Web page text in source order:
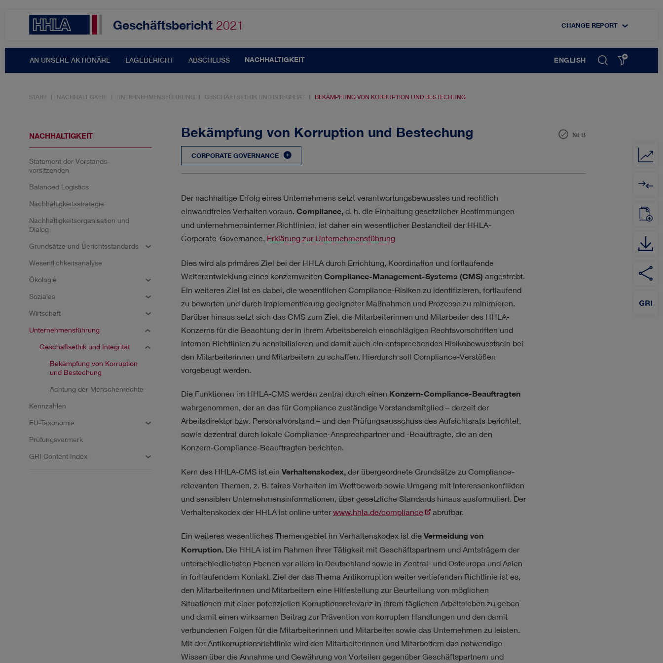
NACHHALTIGKEIT STRATEGIE
Ergebnisse
Kein Filter ausgewählt.
ENGLISH
CHANGE REPORT
Geschäftsbericht 2021
AN UNSERE AKTIONÄRE LAGEBERICHT ABSCHLUSS NACHHALTIGKEIT
START NACHHALTIGKEIT UNTERNEHMENSFÜHRUNG GESCHÄFTSETHIK UND INTEGRITÄT BEKÄMPFUNG VON KORRUPTION UND BESTECHUNG
NACHHALTIGKEIT
Statement der Vorstands­
vorsitzenden
Balanced Logistics
Nachhaltigkeitsstrategie
Nachhaltigkeits­organisation und
Dialog
Grundsätze und Berichtsstandards
Wesentlichkeitsanalyse
Ökologie
Soziales
Wirtschaft
Unternehmensführung
Geschäftsethik und Integrität
Bekämpfung von Korruption
und Bestechung
Achtung der Menschenrechte
Kennzahlen
EU-Taxonomie
Prüfungsvermerk
GRI Content Index
NFB
Bekämpfung von Korruption und Bestechung
CORPORATE GOVERNANCE
Der nachhaltige Erfolg eines Unternehmens setzt verantwortungsbewusstes und rechtlich
einwandfreies Verhalten voraus. Compliance,d. h. die Einhaltung gesetzlicher Bestimmungen
und unternehmensinterner Richtlinien, ist daher ein wesentlicher Bestandteil der HHLA-
Corporate-Governance. Erklärung zur Unternehmensführung
Dies wird als primäres Ziel bei der HHLA durch Errichtung, Koordination und fortlaufende
Weiterentwicklung eines konzernweiten Compliance-Management-Systems (CMS) angestrebt.
Ein weiteres Ziel ist es dabei, die wesentlichen Compliance-Risiken zu identifizieren, fortlaufend
zu bewerten und durch Implementierung geeigneter Maßnahmen und Prozesse zu minimieren.
Darüber hinaus setzt sich das CMS zum Ziel, die Mitarbeiterinnen und Mitarbeiter des HHLA-
Konzerns für die Beachtung der in ihrem Arbeitsbereich einschlägigen Rechtsvorschriften und
internen Richtlinien zu sensibilisieren und damit auch ein entsprechendes Risikobewusstsein bei
den Mitarbeiterinnen und Mitarbeitern zu schaffen. Hierdurch soll Compliance-Verstößen
vorgebeugt werden.
Die Funktionen im HHLA-CMS werden zentral durch einen Konzern-Compliance-Beauftragten
wahrgenommen, der an das für Compliance zuständige Vorstandsmitglied – derzeit der
Arbeitsdirektor bzw. Personalvorstand – und den Prüfungsausschuss des Aufsichtsrats berichtet,
sowie dezentral durch lokale Compliance-Ansprechpartner und -Beauftragte, die an den
Konzern-Compliance-Beauftragten berichten.
Kern des HHLA-CMS ist ein Verhaltenskodex, der übergeordnete Grundsätze zu Compliance-
relevanten Themen, z. B. faires Verhalten im Wettbewerb sowie Umgang mit Interessenkonflikten
und sensiblen Unternehmensinformationen, über gesetzliche Standards hinaus ausformuliert. Der
Verhaltenskodex der HHLA ist online unterwww.hhla.de/compliance abrufbar.
Ein weiteres wesentliches Themengebiet im Verhaltenskodex ist die Vermeidung von
Korruption.Die HHLA ist im Rahmen ihrer Tätigkeit mit Geschäftspartnern und Amtsträgern der
unterschiedlichsten Ebenen vor allem in Deutschland sowie in Zentral- und Osteuropa und Asien
in fortlaufendem Kontakt. Ziel der das Thema Antikorruption weiter vertiefenden Richtlinie ist es,
den Mitarbeiterinnen und Mitarbeitern eine Hilfestellung zur Beurteilung von möglichen
Situationen mit einer potenziellen Korruptionsrelevanz in ihrem täglichen Arbeitsleben zu geben
und damit einen wirksamen Beitrag zur Prävention von korrupten Handlungen und den damit
verbundenen Folgen für die Mitarbeiterinnen und Mitarbeiter sowie das Unternehmen zu leisten.
Mit der Antikorruptionsrichtlinie wird den Mitarbeiterinnen und Mitarbeitern das notwendige
Wissen über die Annahme und Gewährung von Vorteilen gegenüber Geschäftspartnern und